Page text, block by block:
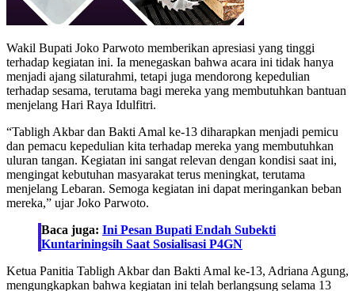
Wakil Bupati Joko Parwoto memberikan apresiasi yang tinggi
terhadap kegiatan ini. Ia menegaskan bahwa acara ini tidak hanya
menjadi ajang silaturahmi, tetapi juga mendorong kepedulian
terhadap sesama, terutama bagi mereka yang membutuhkan bantuan
menjelang Hari Raya Idulfitri.
“Tabligh Akbar dan Bakti Amal ke-13 diharapkan menjadi pemicu
dan pemacu kepedulian kita terhadap mereka yang membutuhkan
uluran tangan. Kegiatan ini sangat relevan dengan kondisi saat ini,
mengingat kebutuhan masyarakat terus meningkat, terutama
menjelang Lebaran. Semoga kegiatan ini dapat meringankan beban
mereka,” ujar Joko Parwoto.
Baca juga: Ini Pesan Bupati Endah Subekti
Kuntariningsih Saat Sosialisasi P4GN
Ketua Panitia Tabligh Akbar dan Bakti Amal ke-13, Adriana Agung,
mengungkapkan bahwa kegiatan ini telah berlangsung selama 13